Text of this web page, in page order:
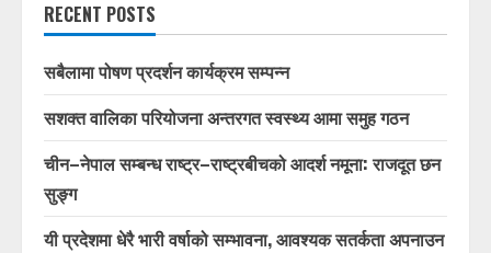
RECENT POSTS
सबैलामा पोषण प्रदर्शन कार्यक्रम सम्पन्न
सशक्त वालिका परियोजना अन्तरगत स्वस्थ्य आमा समुह गठन
चीन–नेपाल सम्बन्ध राष्ट्र–राष्ट्रबीचको आदर्श नमूना: राजदूत छन
सुङ्ग
यी प्रदेशमा धेरै भारी वर्षाको सम्भावना, आवश्यक सतर्कता अपनाउन